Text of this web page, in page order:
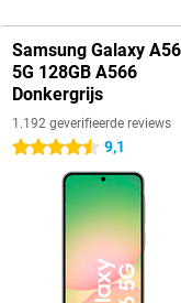
Samsung Galaxy A56
5G 128GB A566
Donkergrijs
1.192 geverifieerde reviews
4.5 sterren 9,1